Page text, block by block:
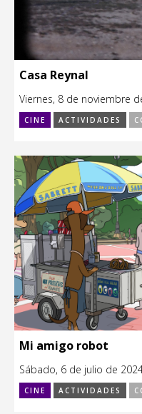
Casa Reynal
Viernes, 8 de noviembre
CINE ACTIVIDADES
Mi amigo robot
Sábado, 6 de julio de
CINE ACTIVIDADES